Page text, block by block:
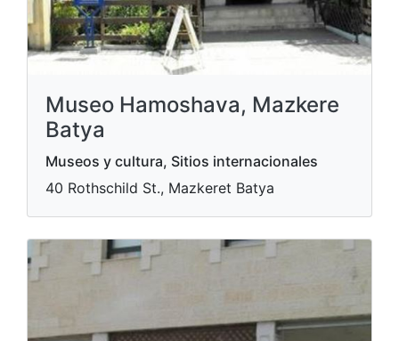
Museo Hamoshava, Mazkere
Batya
Museos y cultura, Sitios internacionales
40 Rothschild St., Mazkeret Batya